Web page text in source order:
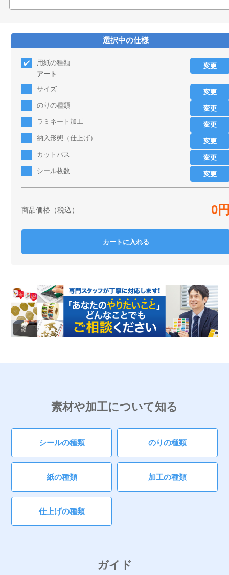
選択中の仕様
用紙の種類
アート
変更
サイズ
変更
のりの種類
変更
ラミネート加工
変更
納入形態（仕上げ）
変更
カットパス
変更
シール枚数
変更
商品価格（税込） 0
カートに入れる
素材や加工について知る
シールの種類 のりの種類
紙の種類 加工の種類
仕上げの種類
ガイド